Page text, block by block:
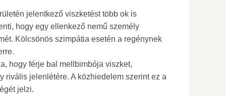
jelentkező viszketést több ok is
hogy egy ellenkező nemű személy
Kölcsönös szimpátia esetén a regénynek
hogy férje bal mellbimbója viszket,
rivális jelenlétére. A közhiedelem szerint ez a
jelzi.